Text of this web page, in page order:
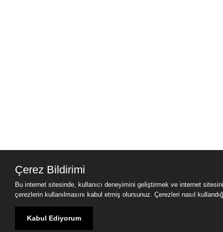
Çerez Bildirimi
Bu internet sitesinde, kullanıcı deneyimini geliştirmek ve internet
çerezlerin kullanılmasını kabul etmiş olursunuz. Çerezleri nasıl
Kabul Ediyorum